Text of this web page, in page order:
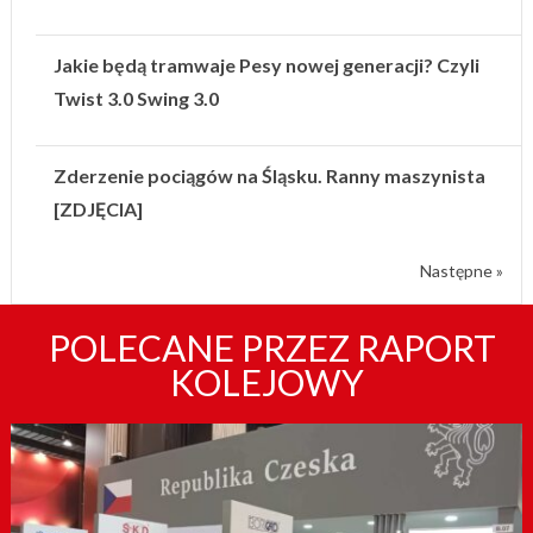
Jakie będą tramwaje Pesy nowej generacji? Czyli
Twist 3.0 Swing 3.0
Zderzenie pociągów na Śląsku. Ranny maszynista
[ZDJĘCIA]
Następne »
POLECANE PRZEZ RAPORT
KOLEJOWY